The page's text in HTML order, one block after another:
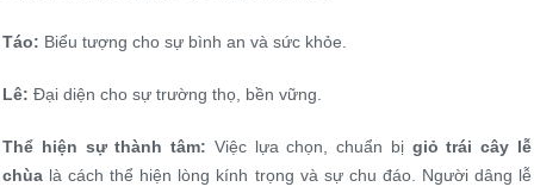
Táo: Biểu tượng cho sự bình an và sức khỏe.
Lê: Đại diện cho sự trường thọ, bền vững.
Thể hiện sự thành tâm: Việc lựa chọn, chuẩn bị giỏ trái cây lễ
chùa là cách thể hiện lòng kính trọng và sự chu đáo. Người dâng lễ